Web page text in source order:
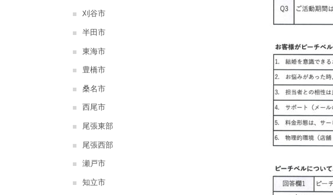
刈谷市
半田市
東海市
豊橋市
桑名市
西尾市
尾張東部
尾張西部
瀬戸市
知立市